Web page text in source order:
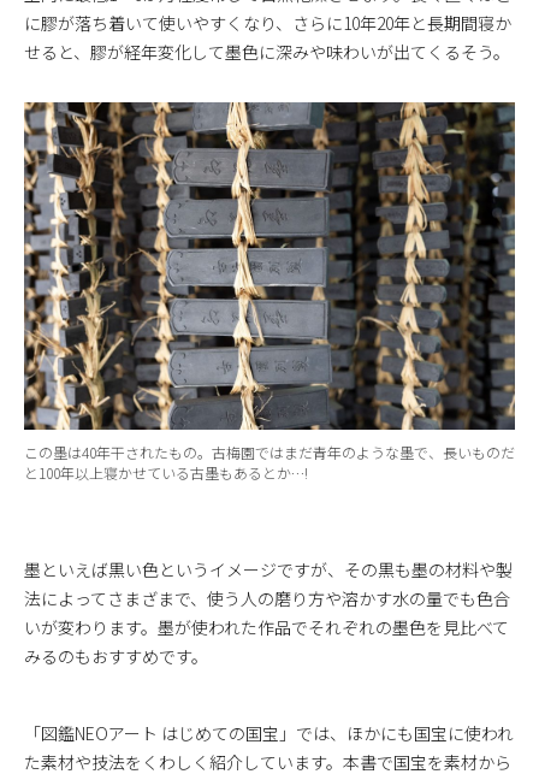
に膠が落ち着いて使いやすくなり、さらに10年20年と長期間寝か
せると、膠が経年変化して墨色に深みや味わいが出てくるそう。
この墨は40年干されたもの。古梅園ではまだ青年のような墨で、長いものだ
と100年以上寝かせている古墨もあるとか…!
墨といえば黒い色というイメージですが、その黒も墨の材料や製
法によってさまざまで、使う人の磨り方や溶かす水の量でも色合
いが変わります。墨が使われた作品でそれぞれの墨色を見比べて
みるのもおすすめです。
「図鑑NEOアート はじめての国宝」では、ほかにも国宝に使われ
た素材や技法をくわしく紹介しています。本書で国宝を素材から